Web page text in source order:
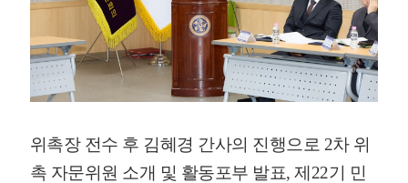
위촉장 전수 후 김혜경 간사의 진행으로 2차 위
촉 자문위원 소개 및 활동포부 발표, 제22기 민